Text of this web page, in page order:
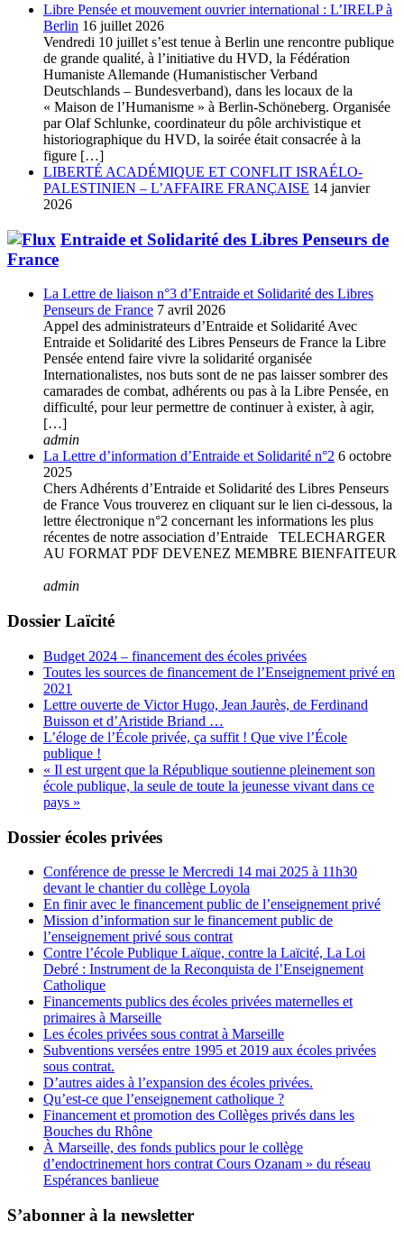
Libre Pensée et mouvement ouvrier international : L’IRELP à
Berlin 16 juillet 2026
Vendredi 10 juillet s’est tenue à Berlin une rencontre publique
de grande qualité, à l’initiative du HVD, la Fédération
Humaniste Allemande (Humanistischer Verband
Deutschlands – Bundesverband), dans les locaux de la
« Maison de l’Humanisme » à Berlin-Schöneberg. Organisée
par Olaf Schlunke, coordinateur du pôle archivistique et
historiographique du HVD, la soirée était consacrée à la
figure […]
LIBERTÉ ACADÉMIQUE ET CONFLIT ISRAÉLO-
PALESTINIEN – L’AFFAIRE FRANÇAISE 14 janvier
2026
Entraide et Solidarité des Libres Penseurs de
France
La Lettre de liaison n°3 d’Entraide et Solidarité des Libres
Penseurs de France 7 avril 2026
Appel des administrateurs d’Entraide et Solidarité Avec
Entraide et Solidarité des Libres Penseurs de France la Libre
Pensée entend faire vivre la solidarité organisée
Internationalistes, nos buts sont de ne pas laisser sombrer des
camarades de combat, adhérents ou pas à la Libre Pensée, en
difficulté, pour leur permettre de continuer à exister, à agir,
[…]
admin
La Lettre d’information d’Entraide et Solidarité n°2 6 octobre
2025
Chers Adhérents d’Entraide et Solidarité des Libres Penseurs
de France Vous trouverez en cliquant sur le lien ci-dessous, la
lettre électronique n°2 concernant les informations les plus
récentes de notre association d’Entraide TELECHARGER
AU FORMAT PDF DEVENEZ MEMBRE BIENFAITEUR
admin
Dossier Laïcité
Budget 2024 – financement des écoles privées
Toutes les sources de financement de l’Enseignement privé en
2021
Lettre ouverte de Victor Hugo, Jean Jaurès, de Ferdinand
Buisson et d’Aristide Briand …
L’éloge de l’École privée, ça suffit ! Que vive l’École
publique !
« Il est urgent que la République soutienne pleinement son
école publique, la seule de toute la jeunesse vivant dans ce
pays »
Dossier écoles privées
Conférence de presse le Mercredi 14 mai 2025 à 11h30
devant le chantier du collège Loyola
En finir avec le financement public de l’enseignement privé
Mission d’information sur le financement public de
l’enseignement privé sous contrat
Contre l’école Publique Laïque, contre la Laïcité, La Loi
Debré : Instrument de la Reconquista de l’Enseignement
Catholique
Financements publics des écoles privées maternelles et
primaires à Marseille
Les écoles privées sous contrat à Marseille
Subventions versées entre 1995 et 2019 aux écoles privées
sous contrat.
D’autres aides à l’expansion des écoles privées.
Qu’est-ce que l’enseignement catholique ?
Financement et promotion des Collèges privés dans les
Bouches du Rhône
À Marseille, des fonds publics pour le collège
d’endoctrinement hors contrat Cours Ozanam » du réseau
Espérances banlieue
S’abonner à la newsletter